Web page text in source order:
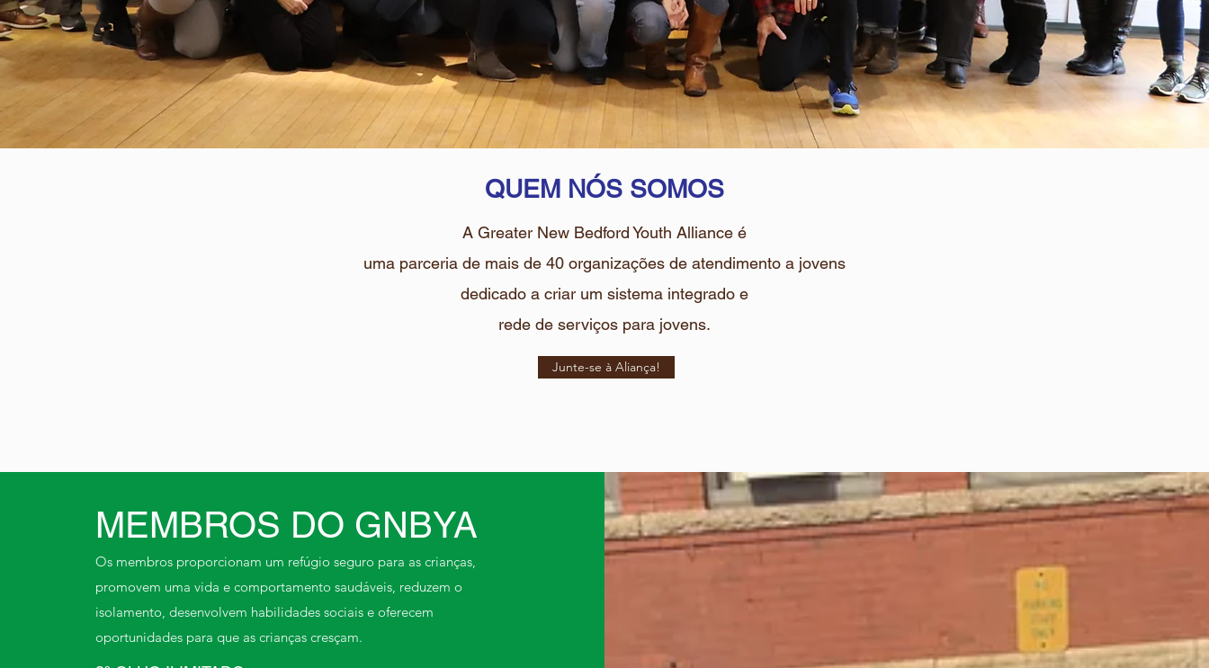
QUEM NÓS SOMOS
A Greater New Bedford Youth Alliance é
uma parceria de mais de 40 organizações de atendimento a jovens
dedicado a criar um sistema integrado e
rede de serviços para jovens.
Junte-se à Aliança!
MEMBROS DO GNBYA
Os membros proporcionam um refúgio seguro para as crianças,
promovem uma vida e comportamento saudáveis, reduzem o
isolamento, desenvolvem habilidades sociais e oferecem
oportunidades para que as crianças cresçam.